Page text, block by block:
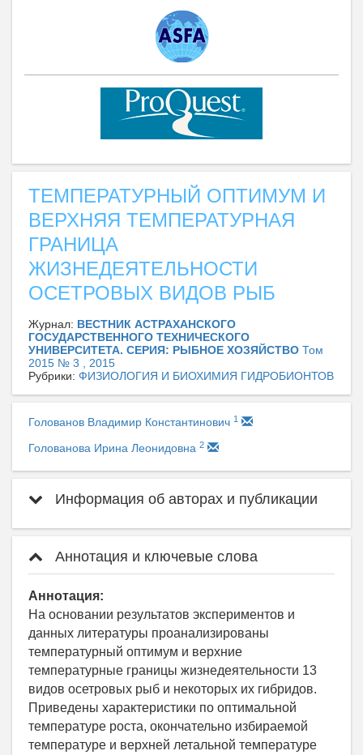
ТЕМПЕРАТУРНЫЙ ОПТИМУМ И
ВЕРХНЯЯ ТЕМПЕРАТУРНАЯ
ГРАНИЦА
ЖИЗНЕДЕЯТЕЛЬНОСТИ
ОСЕТРОВЫХ ВИДОВ РЫБ
Журнал: ВЕСТНИК АСТРАХАНСКОГО
ГОСУДАРСТВЕННОГО ТЕХНИЧЕСКОГО
УНИВЕРСИТЕТА. СЕРИЯ: РЫБНОЕ ХОЗЯЙСТВО Том
2015 № 3 , 2015
Рубрики: ФИЗИОЛОГИЯ И БИОХИМИЯ ГИДРОБИОНТОВ
Голованов Владимир Константинович 1
Голованова Ирина Леонидовна 2
Информация об авторах и публикации
Аннотация и ключевые слова
Аннотация:
На основании результатов экспериментов и
данных литературы проанализированы
температурный оптимум и верхние
температурные границы жизнедеятельности 13
видов осетровых рыб и некоторых их гибридов.
Приведены характеристики по оптимальной
температуре роста, окончательно избираемой
температуре и верхней летальной температуре